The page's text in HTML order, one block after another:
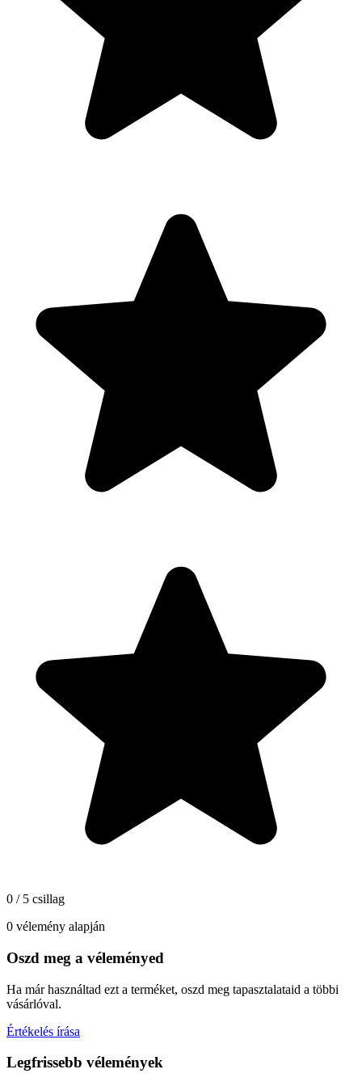
0 / 5 csillag
0 vélemény alapján
Oszd meg a véleményed
Ha már használtad ezt a terméket, oszd meg tapasztalataid a többi
vásárlóval.
Értékelés írása
Legfrissebb vélemények